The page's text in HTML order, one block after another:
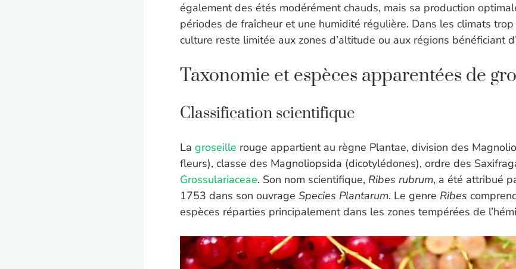
également des étés modérément chauds, mais sa production
périodes de fraîcheur et une humidité régulière. Dans les climats
culture reste limitée aux zones d’altitude ou aux régions bénéficiant
Taxonomie et espèces apparentées de
Classification scientifique
La groseille rouge appartient au règne Plantae, division des
fleurs), classe des Magnoliopsida (dicotylédones), ordre des
Grossulariaceae. Son nom scientifique, Ribes rubrum, a été attribué
1753 dans son ouvrage Species Plantarum. Le genre Ribes
espèces réparties principalement dans les zones tempérées de